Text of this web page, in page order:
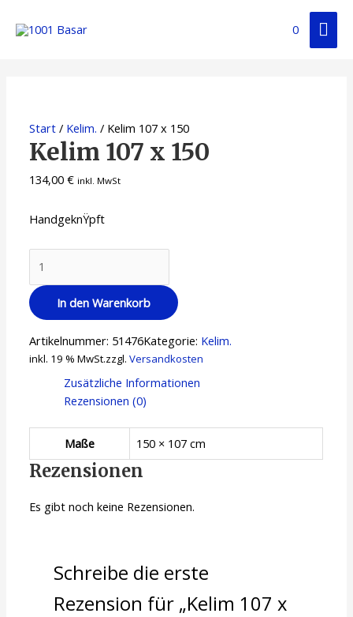
0
Start / Kelim. / Kelim 107 x 150
Kelim 107 x 150
134,00€ inkl. MwSt
HandgeknŸpft
In den Warenkorb
Artikelnummer: 51476Kategorie: Kelim.
inkl. 19 % MwSt.zzgl.Versandkosten
Zusätzliche Informationen
Rezensionen (0)
Maße 150 × 107 cm
Rezensionen
Es gibt noch keine Rezensionen.
Schreibe die erste
Rezension für „Kelim 107 x